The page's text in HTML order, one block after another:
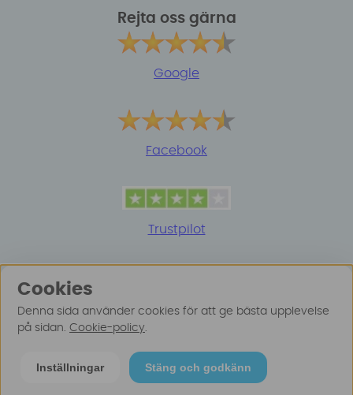
Rejta oss gärna
Google
Facebook
Trustpilot
mer här
Cookies
Denna sida använder cookies för att ge bästa upplevelse
på sidan. Cookie-policy.
Inställningar Stäng och godkänn